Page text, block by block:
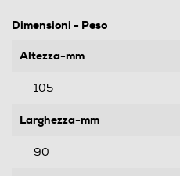
Dimensioni - Peso
Altezza-mm
105
Larghezza-mm
90